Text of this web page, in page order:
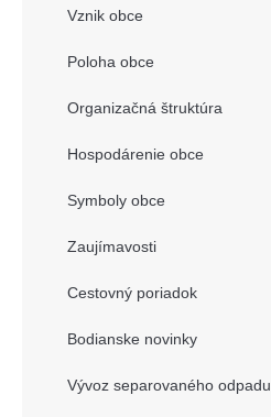
Vznik obce
Poloha obce
Organizačná štruktúra
Hospodárenie obce
Symboly obce
Zaujímavosti
Cestovný poriadok
Bodianske novinky
Vývoz separovaného odpadu